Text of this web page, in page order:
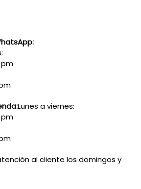
pm
Lunes a viernes:
pm
al cliente los domingos y